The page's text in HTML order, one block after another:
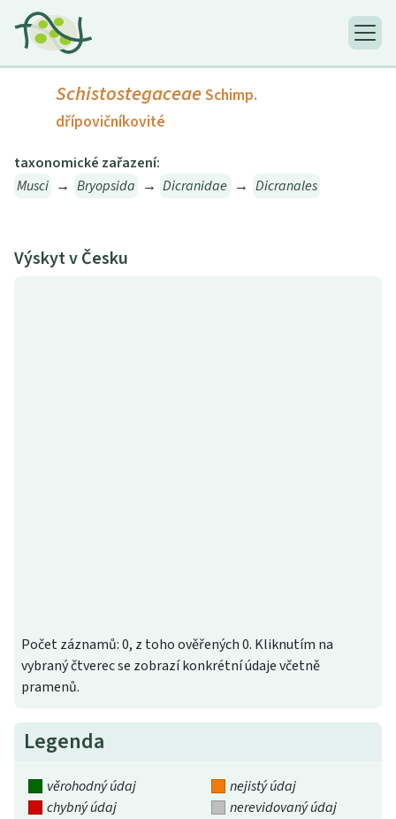
SchistostegaceaeSchimp.
dřípovičníkovité
taxonomické zařazení:
Musci → Bryopsida → Dicranidae → Dicranales
Výskyt v Česku
Počet záznamů: 0, z toho ověřených 0. Kliknutím na
vybraný čtverec se zobrazí konkrétní údaje včetně
pramenů.
Legenda
věrohodný údaj
nejistý údaj
chybný údaj
nerevidovaný údaj